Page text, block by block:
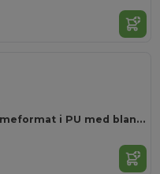
notesbog i lommeformat i PU med blanke sider